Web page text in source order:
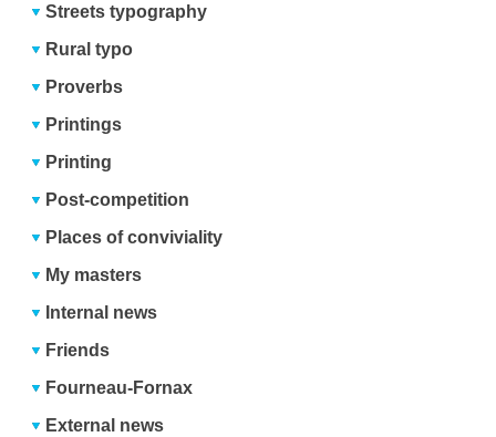
Streets typography
Rural typo
Proverbs
Printings
Printing
Post-competition
Places of conviviality
My masters
Internal news
Friends
Fourneau-Fornax
External news